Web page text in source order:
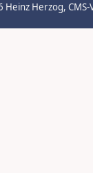
Heinz Herzog,